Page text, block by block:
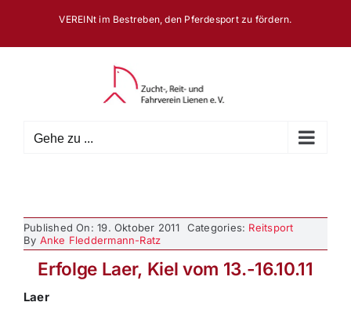
springen
VEREINt im Bestreben, den Pferdesport zu fördern.
Gehe zu ...
Published On: 19. Oktober 2011 Categories: Reitsport
By Anke Fleddermann-Ratz
Erfolge Laer, Kiel vom 13.-16.10.11
Laer